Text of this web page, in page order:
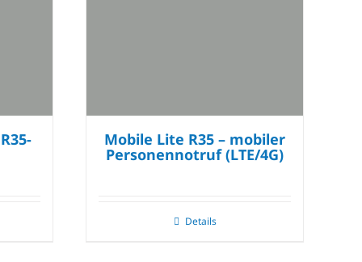
Mobile Lite R35 – mobiler
Personennotruf (LTE/4G)
Details